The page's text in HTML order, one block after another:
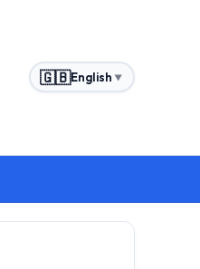
🇬🇧English ▼